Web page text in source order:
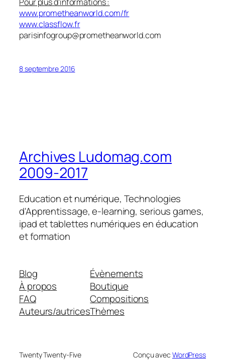
www.prometheanworld.com/fr
www.classflow.fr
parisinfogroup@prometheanworld.com
8 septembre 2016
Archives Ludomag.com
2009-2017
Education et numérique, Technologies
d'Apprentissage, e-learning, serious games,
ipad et tablettes numériques en éducation
et formation
Blog
À propos
FAQ
Auteurs/autrices
Évènements
Boutique
Compositions
Thèmes
Twenty Twenty-Five Conçu avec WordPress